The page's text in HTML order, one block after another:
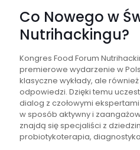
Co Nowego w
Nutrihackingu?
Kongres Food Forum
premierowe wydarzenie w
klasyczne wykłady, ale
odpowiedzi. Dzięki temu
dialog z czołowymi
w sposób aktywny i
znajdą się specjaliści z
probiotykoterapia,